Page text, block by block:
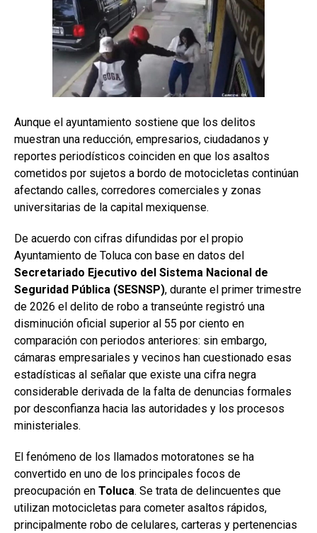
Aunque el ayuntamiento sostiene que los delitos
muestran una reducción, empresarios, ciudadanos y
reportes periodísticos coinciden en que los asaltos
cometidos por sujetos a bordo de motocicletas continúan
afectando calles, corredores comerciales y zonas
universitarias de la capital mexiquense.
De acuerdo con cifras difundidas por el propio
Ayuntamiento de Toluca con base en datos del
Secretariado Ejecutivo del Sistema Nacional de
Seguridad Pública (SESNSP), durante el primer trimestre
de 2026 el delito de robo a transeúnte registró una
disminución oficial superior al 55 por ciento en
comparación con periodos anteriores: sin embargo,
cámaras empresariales y vecinos han cuestionado esas
estadísticas al señalar que existe una cifra negra
considerable derivada de la falta de denuncias formales
por desconfianza hacia las autoridades y los procesos
ministeriales.
El fenómeno de los llamados motoratones se ha
convertido en uno de los principales focos de
preocupación en Toluca. Se trata de delincuentes que
utilizan motocicletas para cometer asaltos rápidos,
principalmente robo de celulares, carteras y pertenencias